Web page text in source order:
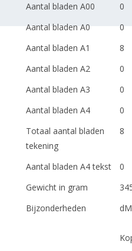
Aantal bladen A00
0
Aantal bladen A0
0
Aantal bladen A1
8
Aantal bladen A2
0
Aantal bladen A3
0
Aantal bladen A4
0
Totaal aantal bladen
tekening
8
Aantal bladen A4 tekst
0
Gewicht in gram
Bijzonderheden